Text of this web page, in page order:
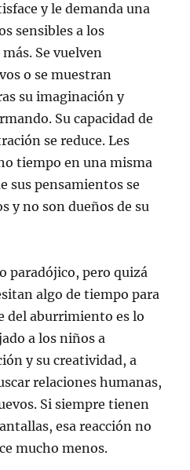
y le demanda una
sensibles a los
Se vuelven
o se muestran
su imaginación y
Su capacidad de
se reduce. Les
tiempo en una misma
sus pensamientos se
y no son dueños de su
paradójico, pero quizá
algo de tiempo para
del aburrimiento es lo
a los niños a
y su creatividad, a
relaciones humanas,
Si siempre tienen
esa reacción no
mucho menos.